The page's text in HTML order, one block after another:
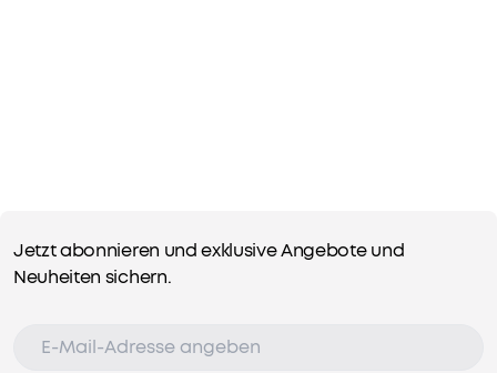
Jetzt abonnieren und exklusive Angebote und
Neuheiten sichern.